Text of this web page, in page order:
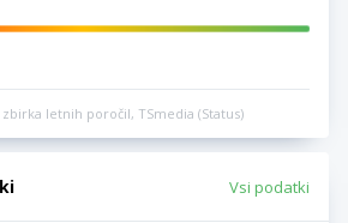
zbirka letnih poročil, TSmedia (Status)
Vsi podatki